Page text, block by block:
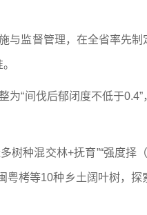
监督管理，在全省率先制
“间伐后郁闭度不低于
种混交林+抚育”“强度择
粤栲等10种乡土阔叶树，